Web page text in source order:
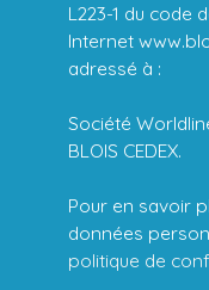
L223-1 du code
Internet
adressé à :
Société
BLOIS CEDEX.
Pour en savoir
données
politique de